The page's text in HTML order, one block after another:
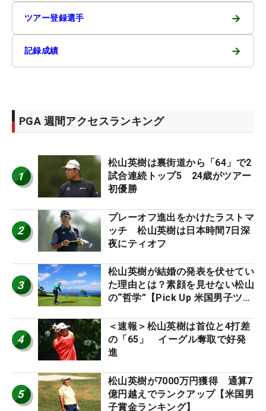
ツアー登録選手 →
記録成績 →
PGA 週間アクセスランキング
1
松山英樹は裏街道から「64」で2
試合連続トップ5 24歳がツアー
初優勝
2
プレーオフ進出をかけたラストマ
ッチ 松山英樹は日本時間7日深
夜にティオフ
3
松山英樹が結婚の発表を伏せてい
た理由とは？素顔を見せない松山
の“哲学”【Pick Up 米国男子ツア
4
＜速報＞松山英樹は首位と4打差
の「65」 イーグル奪取で好発
進
5
松山英樹が7000万円獲得 通算7
億円越えでランクアップ【米国男
子賞金ランキング】